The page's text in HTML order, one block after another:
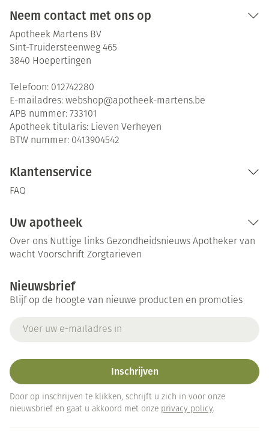
Neem contact met ons op
Apotheek Martens BV
Sint-Truidersteenweg 465
3840 Hoepertingen
Telefoon: 012742280
E-mailadres: webshop@apotheek-martens.be
APB nummer: 733101
Apotheek titularis: Lieven Verheyen
BTW nummer: 0413904542
Klantenservice
FAQ
Uw apotheek
Over ons Nuttige links Gezondheidsnieuws Apotheker van
wacht Voorschrift Zorgtarieven
Nieuwsbrief
Blijf op de hoogte van nieuwe producten en promoties
Inschrijven
Door op inschrijven te klikken, schrijft u zich in voor onze
nieuwsbrief en gaat u akkoord met onze privacy policy.